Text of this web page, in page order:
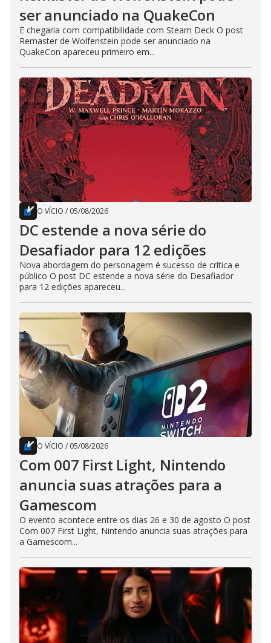
ser anunciado na QuakeCon
E chegaria com compatibilidade com Steam Deck O post
Remaster de Wolfenstein pode ser anunciado na
QuakeCon apareceu primeiro em...
O VÍCIO / 05/08/2026
DC estende a nova série do
Desafiador para 12 edições
Nova abordagem do personagem é sucesso de crítica e
público O post DC estende a nova série do Desafiador
para 12 edições apareceu...
O VÍCIO / 05/08/2026
Com 007 First Light, Nintendo
anuncia suas atrações para a
Gamescom
O evento acontece entre os dias 26 e 30 de agosto O post
Com 007 First Light, Nintendo anuncia suas atrações para
a Gamescom...